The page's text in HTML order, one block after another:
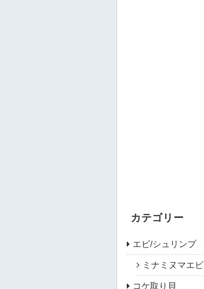
カテゴリー
エビ/シュリンプ
ミナミヌマエビ
コケ取り貝